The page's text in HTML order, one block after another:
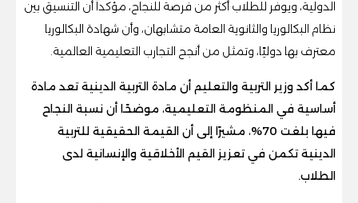
الدولية، ويوفر للطلاب أكثر من فرصة للنجاح، مؤكداً أن التنسيق بين
نظام البكالوريا والثانوية العامة متشابهان، وأن شهادة البكالوريا
معترف بها دوليًا، وتمثل من أنجح التجارب التعليمية العالمية.
كما أكد وزير التربية والتعليم أن مادة التربية الدينية تعد مادة
أساسية في المنظومة التعليمية، موضحًا أن نسبة النجاح
فيها بلغت 70%، مشيرًا إلى أن القيمة الحقيقية للتربية
الدينية تكمن في تعزيز القيم الأخلاقية والإنسانية لدى
الطلاب.